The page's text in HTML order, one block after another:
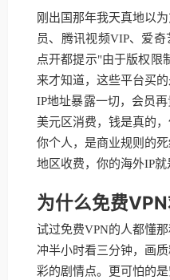
刚出国那年我天真地以
员、腾讯视频VIP、爱
点开都提示"由于版权限
来才知道，这些平台买
IP地址暴露一切，会员
美元区消费，钱是真的
你个人，是商业规则的
地区收费，你的海外IP就
为什么免费
试过免费VPN的人都懂
冲半小时看三分钟，画
彩的剧情点。更可怕的